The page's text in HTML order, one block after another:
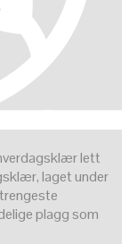
lett
laget under
plagg som